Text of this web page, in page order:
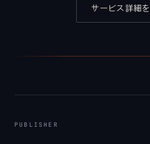
サービス詳細
PUBLISHER